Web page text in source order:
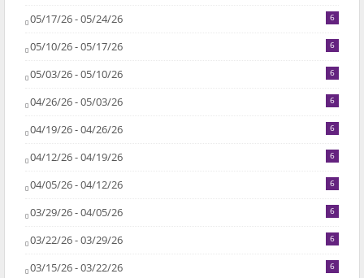
05/17/26 - 05/24/26 6
05/10/26 - 05/17/26 6
05/03/26 - 05/10/26 6
04/26/26 - 05/03/26 6
04/19/26 - 04/26/26 6
04/12/26 - 04/19/26 6
04/05/26 - 04/12/26 6
03/29/26 - 04/05/26 6
03/22/26 - 03/29/26 6
03/15/26 - 03/22/26 6